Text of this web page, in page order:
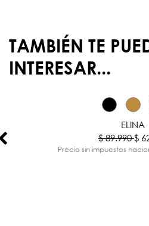
TAMBIÉN TE
INTERESAR...
ELINA
$ 89.990$
Precio sin impuestos